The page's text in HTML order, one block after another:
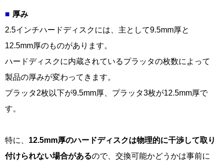
厚み
2.5インチハードディスクには、主として9.5mm厚と
12.5mm厚のものがあります。
ハードディスクに内蔵されているプラッタの枚数によって
製品の厚みが変わってきます。
プラッタ2枚以下が9.5mm厚、プラッタ3枚が12.5mm厚で
す。
特に、 12.5mm厚のハードディスクは物理的に干渉して取り
付けられない場合があるので、交換可能かどうかは事前に